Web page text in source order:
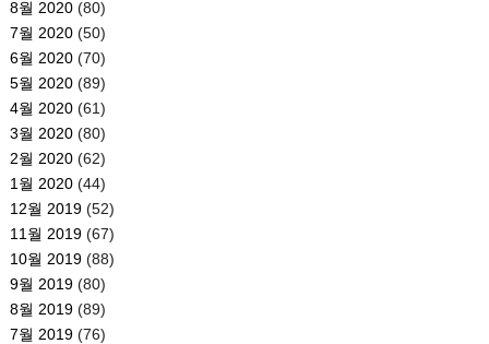
8월 2020(80)
7월 2020(50)
6월 2020(70)
5월 2020(89)
4월 2020(61)
3월 2020(80)
2월 2020(62)
1월 2020(44)
12월 2019(52)
11월 2019(67)
10월 2019(88)
9월 2019(80)
8월 2019(89)
7월 2019(76)